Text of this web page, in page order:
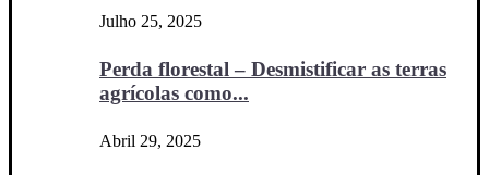
Julho 25, 2025
Perda florestal – Desmistificar as terras
agrícolas como...
Abril 29, 2025